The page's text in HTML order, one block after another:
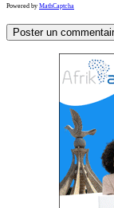
Powered by MathCaptcha